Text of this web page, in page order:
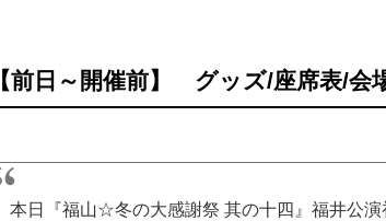
【前日～開催前】 グッズ/座席表/会
本日『福山☆冬の大感謝祭 其の十四』福井公演